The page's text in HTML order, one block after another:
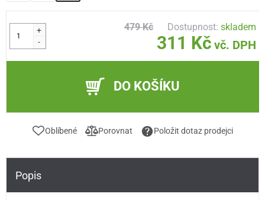
+
-
479 Kč Dostupnost:skladem
311 Kč vč. DPH
DO KOŠÍKU
Oblíbené Porovnat Položit dotaz prodejci
Popis